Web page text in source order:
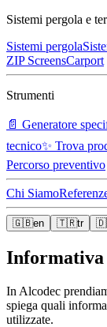
Sistemi pergola e
Sistemi pergola
ZIP ScreensCarport
Strumenti
📄 Generatore
tecnico✨ Trova
Percorso preventivo
Chi Siamo
🇬🇧en 🇹🇷tr
In Alcodec
spiega quali
utilizzate.